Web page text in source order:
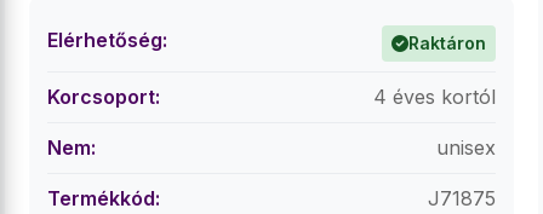
Elérhetőség: Raktáron
Korcsoport: 4 éves kortól
Nem: unisex
Termékkód: J71875